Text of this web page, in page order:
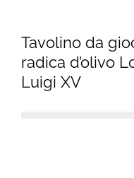
Tavolino da
radica d’olivo
Luigi XV